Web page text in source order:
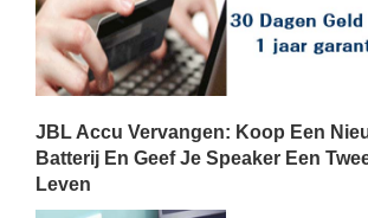
JBL Accu Vervangen: Koop Een
Batterij En Geef Je Speaker Een
Leven